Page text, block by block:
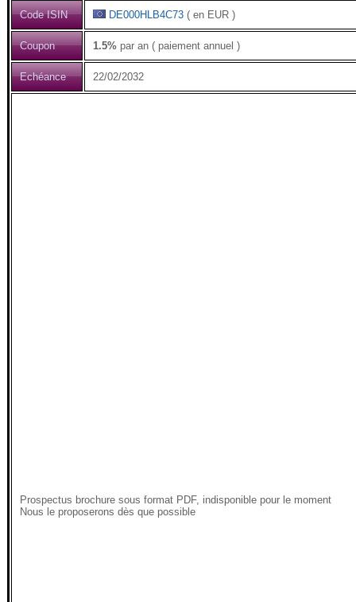
Code ISIN DE000HLB4C73 ( en EUR )
Coupon 1.5% par an ( paiement annuel )
Echéance 22/02/2032
Prospectus brochure sous format PDF, indisponible pour le moment
Nous le proposerons dès que possible